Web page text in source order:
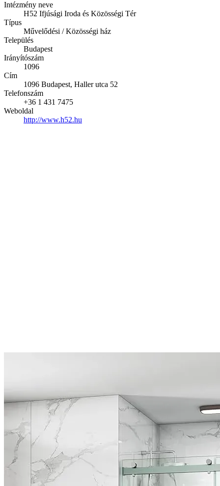
Intézmény neve
H52 Ifjúsági Iroda és Közösségi Tér
Típus
Művelődési / Közösségi ház
Település
Budapest
Irányítószám
1096
Cím
1096 Budapest, Haller utca 52
Telefonszám
+36 1 431 7475
Weboldal
http://www.h52.hu